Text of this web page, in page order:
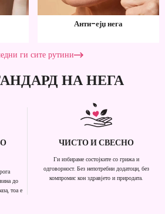
Анти-ејџ нега
ги сите рутини
НА НЕГА
до
тоа е
ЧИСТО И СВЕСНО
Ги избираме состојките со грижа и
одговорност. Без непотребни додатоци, без
компромис кон здравјето и природата.